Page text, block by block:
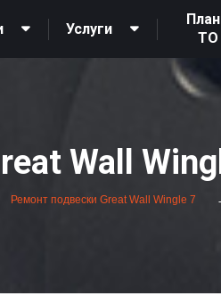
Услуги
ТО
Wall
Ремонт подвески Great Wall Wingle 7